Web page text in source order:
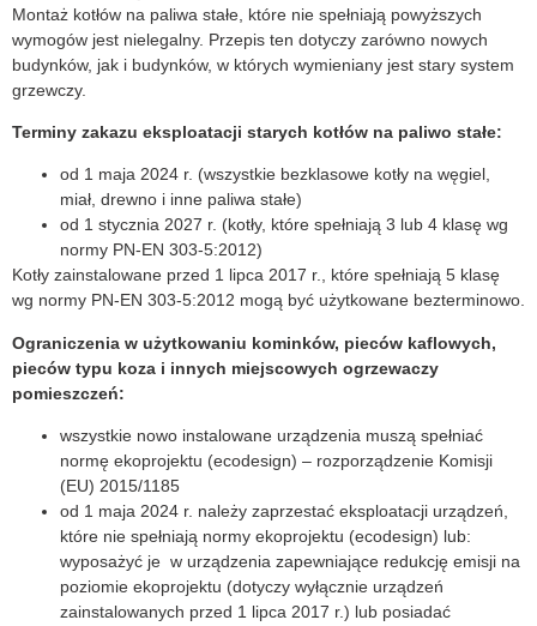
Montaż kotłów na paliwa stałe, które nie spełniają powyższych
wymogów jest nielegalny. Przepis ten dotyczy zarówno nowych
budynków, jak i budynków, w których wymieniany jest stary system
grzewczy.
Terminy zakazu eksploatacji starych kotłów na paliwo stałe:
od 1 maja 2024 r. (wszystkie bezklasowe kotły na węgiel,
miał, drewno i inne paliwa stałe)
od 1 stycznia 2027 r. (kotły, które spełniają 3 lub 4 klasę wg
normy PN-EN 303-5:2012)
Kotły zainstalowane przed 1 lipca 2017 r., które spełniają 5 klasę
wg normy PN-EN 303-5:2012 mogą być użytkowane bezterminowo.
Ograniczenia w użytkowaniu kominków, pieców kaflowych,
pieców typu koza i innych miejscowych ogrzewaczy
pomieszczeń:
wszystkie nowo instalowane urządzenia muszą spełniać
normę ekoprojektu (ecodesign) – rozporządzenie Komisji
(EU) 2015/1185
od 1 maja 2024 r. należy zaprzestać eksploatacji urządzeń,
które nie spełniają normy ekoprojektu (ecodesign) lub:
wyposażyć je w urządzenia zapewniające redukcję emisji na
poziomie ekoprojektu (dotyczy wyłącznie urządzeń
zainstalowanych przed 1 lipca 2017 r.) lub posiadać